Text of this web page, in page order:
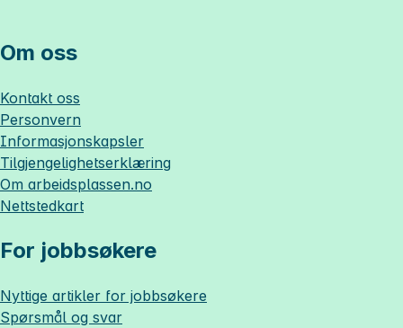
Om oss
Kontakt oss
Personvern
Informasjonskapsler
Tilgjengelighetserklæring
Om arbeidsplassen.no
Nettstedkart
For jobbsøkere
Nyttige artikler for jobbsøkere
Spørsmål og svar